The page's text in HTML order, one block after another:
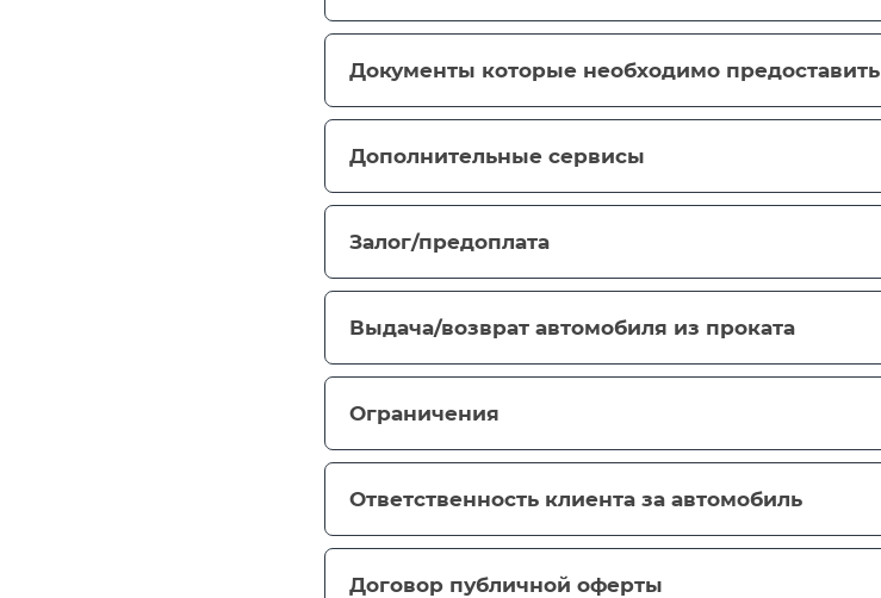
Документы которые необходимо предоставить
Дополнительные сервисы
Залог/предоплата
Выдача/возврат автомобиля из проката
Ограничения
Ответственность клиента за автомобиль
Договор публичной оферты